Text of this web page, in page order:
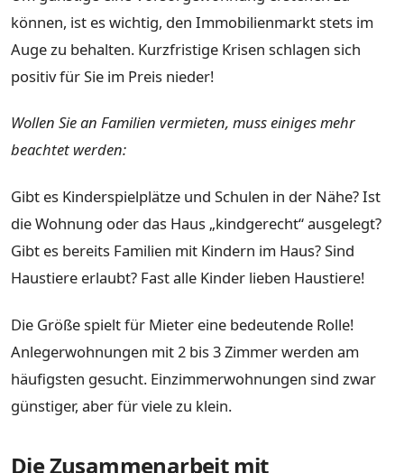
können, ist es wichtig, den Immobilienmarkt stets im
Auge zu behalten. Kurzfristige Krisen schlagen sich
positiv für Sie im Preis nieder!
Wollen Sie an Familien vermieten, muss einiges mehr
beachtet werden:
Gibt es Kinderspielplätze und Schulen in der Nähe? Ist
die Wohnung oder das Haus „kindgerecht“ ausgelegt?
Gibt es bereits Familien mit Kindern im Haus? Sind
Haustiere erlaubt? Fast alle Kinder lieben Haustiere!
Die Größe spielt für Mieter eine bedeutende Rolle!
Anlegerwohnungen mit 2 bis 3 Zimmer werden am
häufigsten gesucht. Einzimmerwohnungen sind zwar
günstiger, aber für viele zu klein.
Die Zusammenarbeit mit